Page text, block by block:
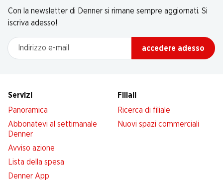
Con la newsletter di Denner si rimane sempre aggiornati. Si
iscriva adesso!
Indirizzo e-mail
accedere adesso
Servizi
Panoramica
Abbonatevi al settimanale
Denner
Avviso azione
Lista della spesa
Denner App
Filiali
Ricerca di filiale
Nuovi spazi commerciali